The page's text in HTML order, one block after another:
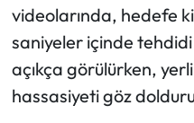
videolarında, hedefe
saniyeler içinde
açıkça görülürken,
hassasiyeti göz